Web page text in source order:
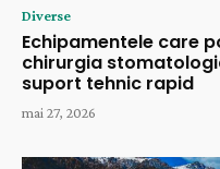
Diverse
Echipamentele care
chirurgia
suport tehnic rapid
mai 27, 2026